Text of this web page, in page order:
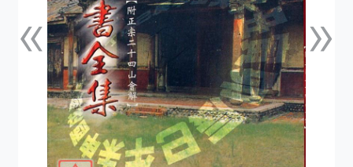
«上一張 »下一